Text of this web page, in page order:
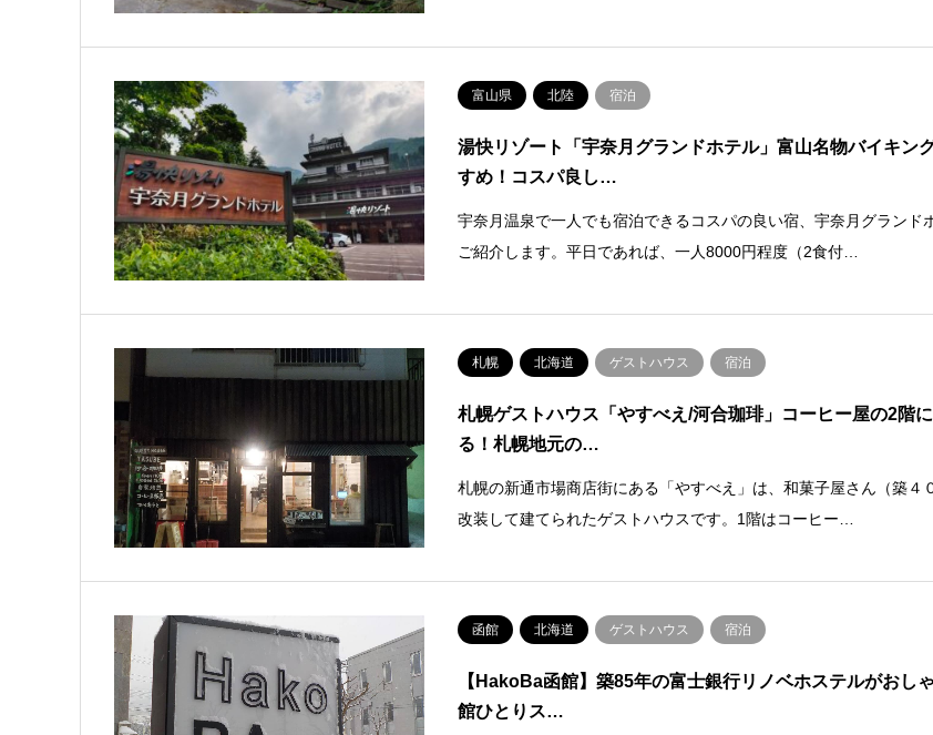
富山県 北陸 宿泊
湯快リゾート「宇奈月グランドホテル」富山名物バイキン
すめ！コスパ良し…
宇奈月温泉で一人でも宿泊できるコスパの良い宿、宇奈月グランド
ご紹介します。平日であれば、一人8000円程度（2食付…
札幌 北海道 ゲストハウス 宿泊
札幌ゲストハウス「やすべえ/河合珈琲」コーヒー屋の2階
る！札幌地元の…
札幌の新通市場商店街にある「やすべえ」は、和菓子屋さん（築４
改装して建てられたゲストハウスです。1階はコーヒー…
函館 北海道 ゲストハウス 宿泊
【HakoBa函館】築85年の富士銀行リノベホステルがおし
館ひとりス…